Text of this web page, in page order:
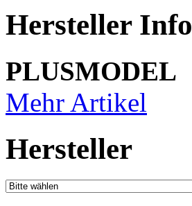
Hersteller Info
PLUSMODEL
Mehr Artikel
Hersteller